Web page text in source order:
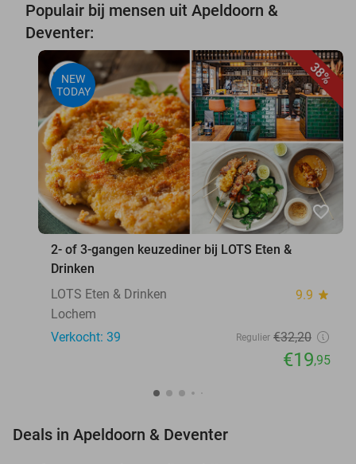
Populair bij mensen uit Apeldoorn &
Deventer:
38%
NEW
TODAY
favorite_border
2- of 3-gangen keuzediner bij LOTS Eten &
Drinken
LOTS Eten & Drinken
9.9 star
Lochem
Verkocht: 39
Regulier €32,20
€19,95
Deals in Apeldoorn & Deventer